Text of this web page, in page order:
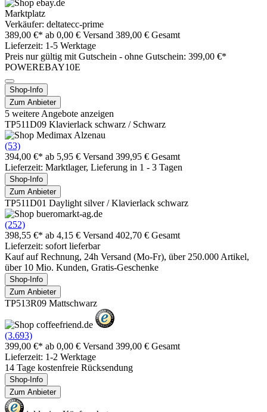
Marktplatz
Verkäufer: deltatecc-prime
389,00 €* ab 0,00 € Versand 389,00 € Gesamt
Lieferzeit: 1-5 Werktage
Preis nur gültig mit Gutschein - ohne Gutschein: 399,00 €*
POWEREBAY10E
Shop-Info
Zum Anbieter
5 weitere Angebote anzeigen
TP511D09 Klavierlack schwarz / Schwarz
(53)
394,00 €* ab 5,95 € Versand 399,95 € Gesamt
Lieferzeit: Marktlager, Lieferung in 1 - 3 Tagen
Shop-Info
Zum Anbieter
TP511D01 Daylight silver / Klavierlack schwarz
(252)
398,55 €* ab 4,15 € Versand 402,70 € Gesamt
Lieferzeit: sofort lieferbar
Kauf auf Rechnung, 24h Versand (Mo-Fr), über 250.000 Artikel,
über 10 Mio. Kunden, Gratis-Geschenke
Shop-Info
Zum Anbieter
TP513R09 Mattschwarz
(3.693)
399,00 €* ab 0,00 € Versand 399,00 € Gesamt
Lieferzeit: 1-2 Werktage
14 Tage kostenfreie Rücksendung
Shop-Info
Zum Anbieter